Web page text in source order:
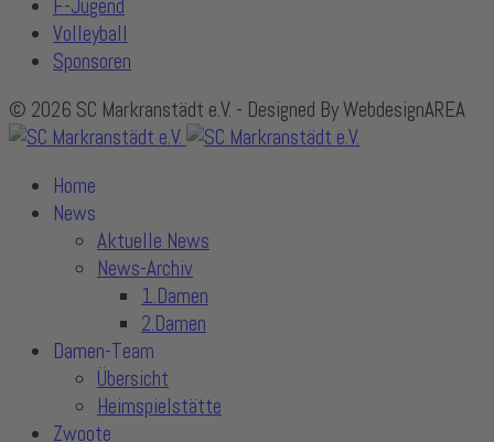
F-Jugend
Volleyball
Sponsoren
© 2026 SC Markranstädt e.V. - Designed By WebdesignAREA
Home
News
Aktuelle News
News-Archiv
1.Damen
2.Damen
Damen-Team
Übersicht
Heimspielstätte
Zwoote